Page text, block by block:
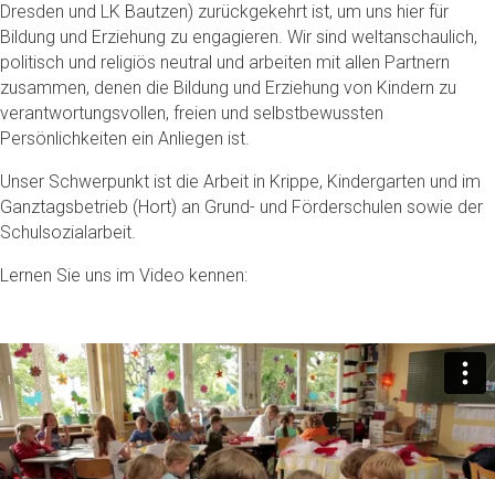
Dresden und LK Bautzen) zurückgekehrt ist, um uns hier für
Bildung und Erziehung zu engagieren. Wir sind weltanschaulich,
politisch und religiös neutral und arbeiten mit allen Partnern
zusammen, denen die Bildung und Erziehung von Kindern zu
verantwortungsvollen, freien und selbstbewussten
Persönlichkeiten ein Anliegen ist.
Unser Schwerpunkt ist die Arbeit in Krippe, Kindergarten und im
Ganztagsbetrieb (Hort) an Grund- und Förderschulen sowie der
Schulsozialarbeit.
Lernen Sie uns im Video kennen: